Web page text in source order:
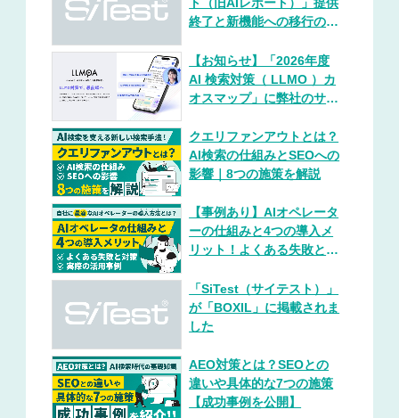
ト（旧AIレポート）」提供
終了と新機能への移行のお
【お知らせ】「2026年度
AI 検索対策（ LLMO ）カ
オスマップ」に弊社のサー
クエリファンアウトとは？
AI検索の仕組みとSEOへの
影響｜8つの施策を解説
【事例あり】AIオペレータ
ーの仕組みと4つの導入メ
リット！よくある失敗と対
「SiTest（サイテスト）」
が「BOXIL」に掲載されま
した
AEO対策とは？SEOとの
違いや具体的な7つの施策
【成功事例を公開】